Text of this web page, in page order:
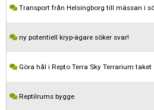
Transport från Helsingborg till mässan i
ny potentiell kryp-ägare söker svar!
Göra hål i Repto Terra Sky Terrarium taket
Reptilrums bygge